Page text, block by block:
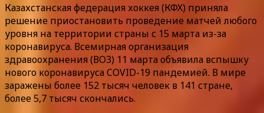
Казахстанская федерация хоккея (КФХ) приняла
решение приостановить проведение матчей любого
уровня на территории страны с 15 марта из-за
коронавируса. Всемирная организация
здравоохранения (ВОЗ) 11 марта объявила вспышку
нового коронавируса COVID-19 пандемией. В мире
заражены более 152 тысяч человек в 141 стране,
более 5,7 тысяч скончались.